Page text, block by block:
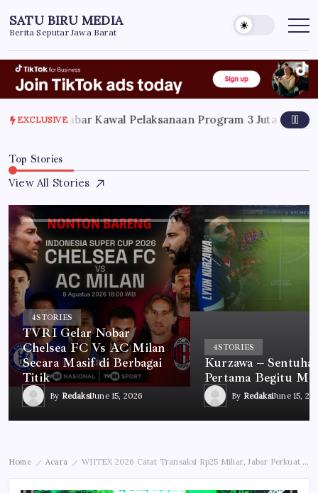
to
content
SATU BIRU MEDIA
Berita Seputar Jawa Barat
EXCLUSIVE
Pemprov Jabar Kawal Pelaksanaan Program 3 Juta Rumah
Top Stories
View All Stories
4STORIES
TVRI Gelar Nobar
Chelsea FC Vs AC Milan
Secara Masif di Berbagai
Titik
By RedaksiJune 15, 2026
4STORIES
Kurzawa –
Pertama Begitu
By RedaksiJune 15,
Home / Acara / WIITEX 2026 Catat Transaksi Rp25 Miliar, Jabar Perkuat Ekspor Kopi, Teh, dan Kakao